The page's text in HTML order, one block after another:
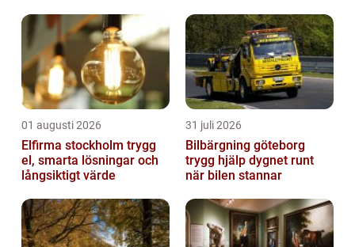
01 augusti 2026
Elfirma stockholm trygg
el, smarta lösningar och
långsiktigt värde
31 juli 2026
Bilbärgning göteborg
trygg hjälp dygnet runt
när bilen stannar